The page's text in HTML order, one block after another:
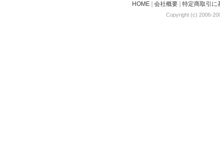
HOME| 会社概要| 特定商取引に
Copyright (c) 2006-